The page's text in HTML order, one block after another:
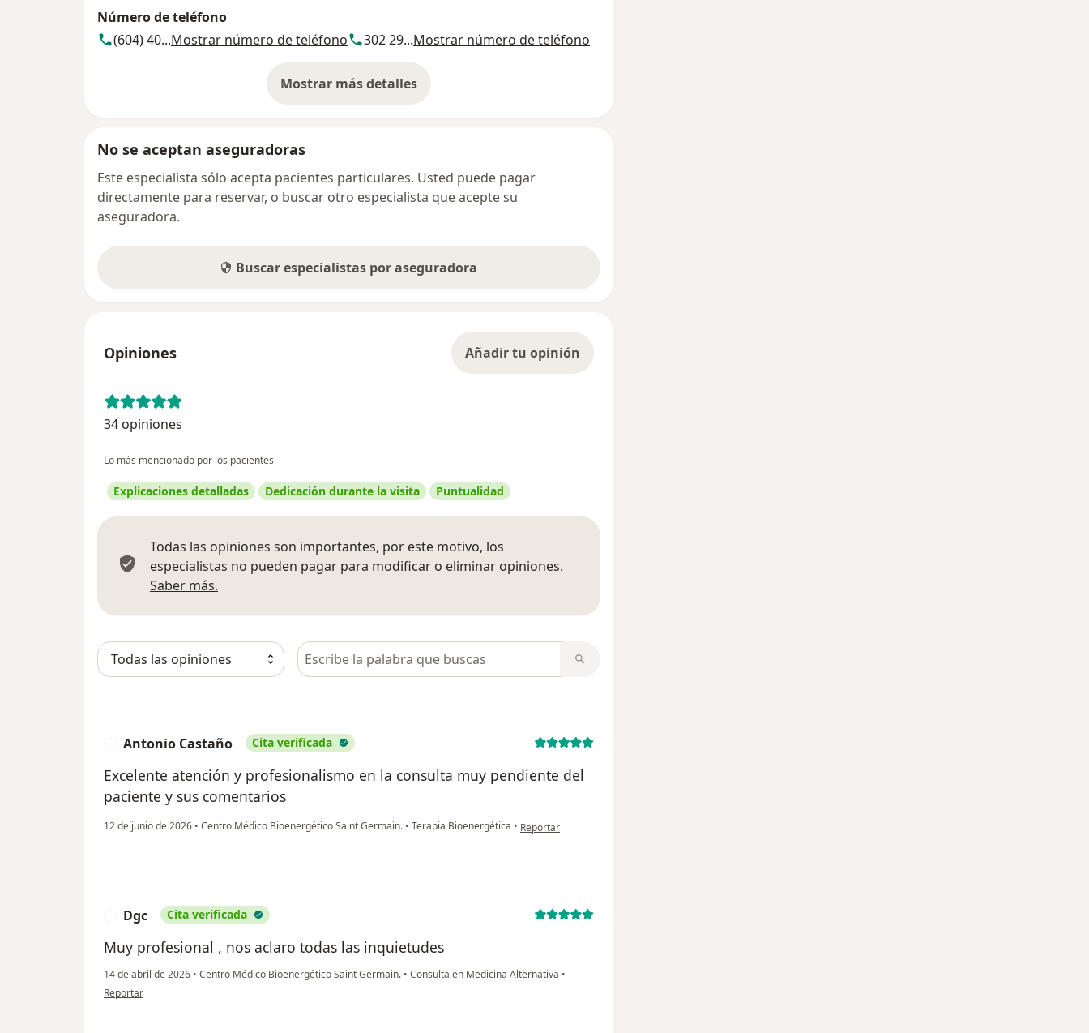
Número de teléfono
(604) 40...Mostrar número de teléfono 302 29...Mostrar número de teléfono
Mostrar más detalles
sobre la dirección
No se aceptan aseguradoras
Este especialista sólo acepta pacientes particulares. Usted puede pagar
directamente para reservar, o buscar otro especialista que acepte su
aseguradora.
Buscar especialistas por aseguradora
Opiniones Añadir tu opinión
34 opiniones
Lo más mencionado por los pacientes
Explicaciones detalladas Dedicación durante la visita Puntualidad
Todas las opiniones son importantes, por este motivo, los
especialistas no pueden pagar para modificar o eliminar opiniones.
Saber más.
Busca en opiniones
Antonio Castaño Cita verificada
Excelente atención y profesionalismo en la consulta muy pendiente del
paciente y sus comentarios
12 de junio de 2026 • Centro Médico Bioenergético Saint Germain. • Terapia Bioenergética • en opinión del usuario Antonio Castaño
Reportar
Dgc Cita verificada
Muy profesional , nos aclaro todas las inquietudes
14 de abril de 2026 • Centro Médico Bioenergético Saint Germain. • Consulta en Medicina Alternativa •
en opinión del usuario Dgc
Reportar